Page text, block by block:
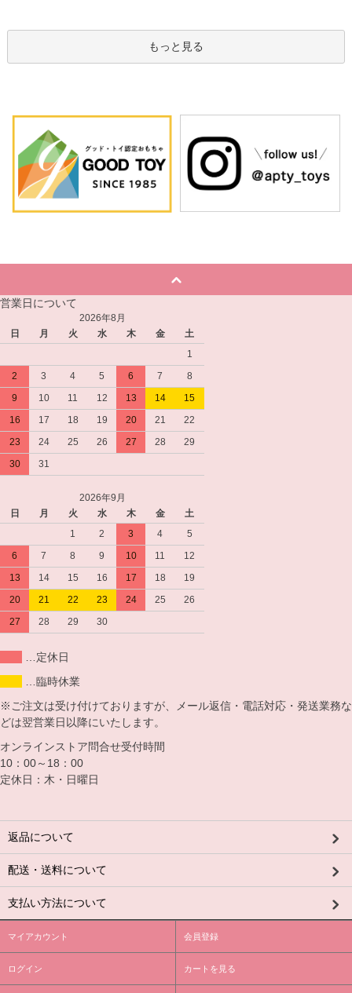
もっと見る
営業日について
2026年8月
日
月 火 水 木 金
土
1
2
3 4 5 6 7
8
9
10 11 12 13 14
15
16
17 18 19 20 21
22
23
24 25 26 27 28
29
30
31
2026年9月
日
月 火 水 木 金
土
1
2 3 4
5
6
7 8 9 10 11
12
13
14 15 16 17 18
19
20
21 22 23 24 25
26
27
28 29 30
…定休日
…臨時休業
※ご注文は受け付けておりますが、メール返信・電話対応・発送業務な
どは翌営業日以降にいたします。
オンラインストア問合せ受付時間
10：00～18：00
定休日：木・日曜日
返品について
配送・送料について
支払い方法について
マイアカウント 会員登録
ログイン カートを見る